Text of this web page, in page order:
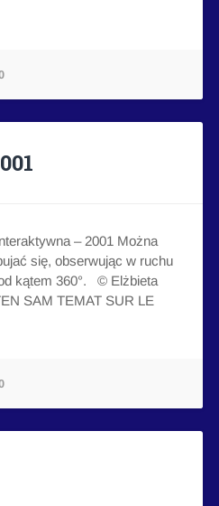
– 2001 Można
się, obserwując w ruchu
kątem 360°. © Elżbieta
SAM TEMAT SUR LE